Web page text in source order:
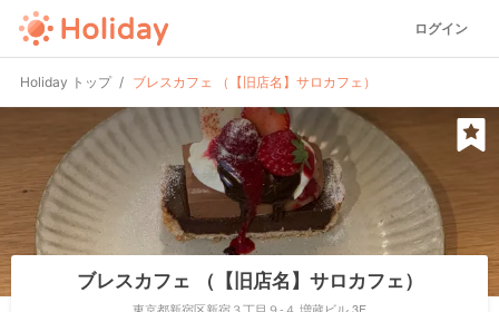
ログイン
Holiday トップ ブレスカフェ （【旧店名】サロカフェ）
ブレスカフェ （【旧店名】サロカフェ）
東京都新宿区新宿３丁目９-４ 増蔵ビル 3F